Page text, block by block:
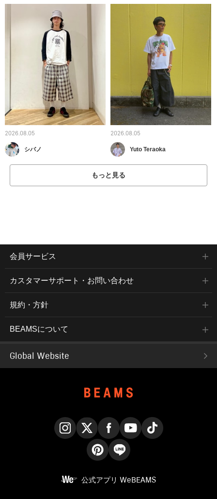
2026.08.05
シバノ
2026.08.05
Yuto Teraoka
もっと見る
会員サービス
カスタマーサポート・お問い合わせ
規約・方針
BEAMSについて
Global Website
公式アプリ WeBEAMS